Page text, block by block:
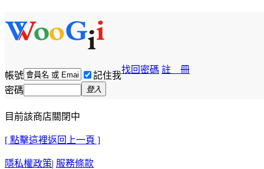
帳號 記住我
找回密碼 註 冊
密碼 登入
目前該商店關閉中
[ 點擊這裡返回上一頁 ]
隱私權政策| 服務條款